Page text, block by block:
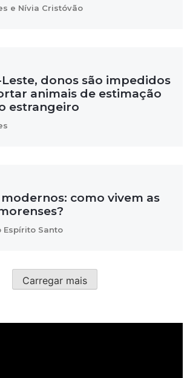
e Nívia Cristóvão
donos são impedidos
animais de estimação
estrangeiro
como vivem as
Espírito Santo
Carregar mais